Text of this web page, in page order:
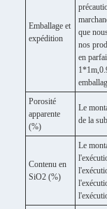
Emballage et
expédition
que
nos
en
Porosité
apparente
(%)
Le
de la
Contenu en
SiO2 (%)
Le